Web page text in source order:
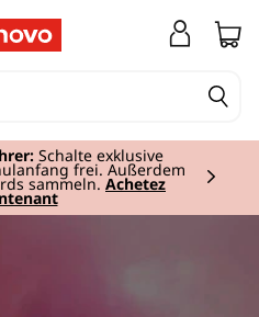
Schalte exklusive
frei. Außerdem
sammeln. Achetez
Currently displaying item 2 of